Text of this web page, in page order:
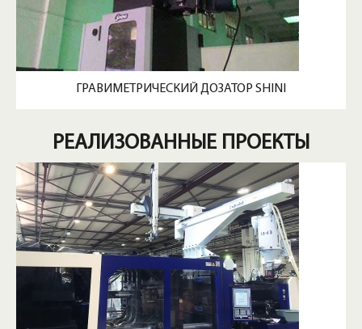
ГРАВИМЕТРИЧЕСКИЙ ДОЗАТОР SHINI
РЕАЛИЗОВАННЫЕ ПРОЕКТЫ